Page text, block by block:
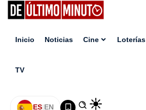
Inicio Noticias Cine Loterías
TV
ES|EN